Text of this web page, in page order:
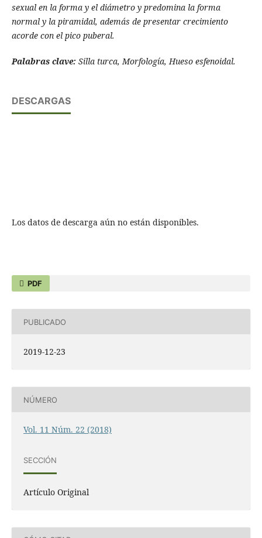
sexual en la forma y el diámetro y predomina la forma
normal y la piramidal, además de presentar crecimiento
acorde con el pico puberal.
Palabras clave: Silla turca, Morfologí­a, Hueso esfenoidal.
DESCARGAS
Los datos de descarga aún no están disponibles.
PDF
PUBLICADO
2019-12-23
NÚMERO
Vol. 11 Núm. 22 (2018)
SECCIÓN
Artí­culo Original